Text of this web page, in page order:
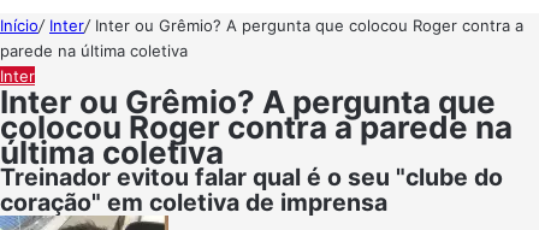
Início/ Inter/ Inter ou Grêmio? A pergunta que colocou Roger contra a
parede na última coletiva
Inter
Inter ou Grêmio? A pergunta que
colocou Roger contra a parede na
última coletiva
Treinador evitou falar qual é o seu "clube do
coração" em coletiva de imprensa